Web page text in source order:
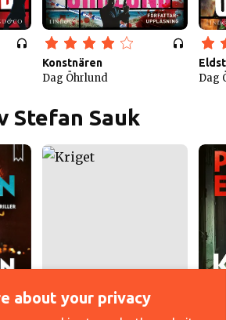
Konstnären
Dag Öhrlund Dag
Stefan Sauk
about your privacy